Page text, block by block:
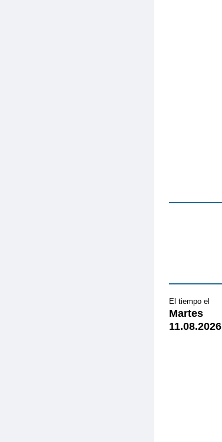
El tiempo el
Martes
11.08.2026